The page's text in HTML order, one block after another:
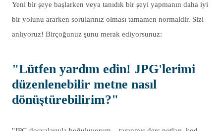
Yeni bir şeye başlarken veya tanıdık bir şeyi yapmanın daha iyi
bir yolunu ararken sorularınız olması tamamen normaldir. Sizi
anlıyoruz! Birçoğunuz şunu merak ediyorsunuz:
"Lütfen yardım edin! JPG'lerimi
düzenlenebilir metne nasıl
dönüştürebilirim?"